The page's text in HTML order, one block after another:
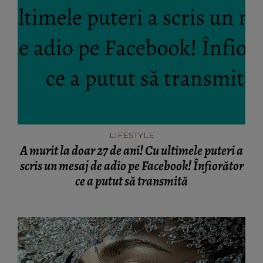
LIFESTYLE
A murit la doar 27 de ani! Cu ultimele puteri a
scris un mesaj de adio pe Facebook! Înfiorător
ce a putut să transmită